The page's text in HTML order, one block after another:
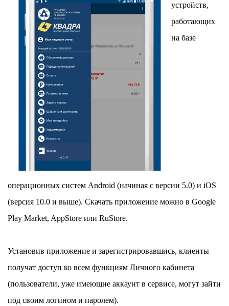
устройств,
работающих
на базе
операционных систем Android (начиная с версии 5.0) и iOS
(версия 10.0 и выше). Скачать приложение можно в Google
Play Market, AppStore или RuStore.
Установив приложение и зарегистрировавшись, клиенты
получат доступ ко всем функциям Личного кабинета
(пользователи, уже имеющие аккаунт в сервисе, могут зайти
под своим логином и паролем).